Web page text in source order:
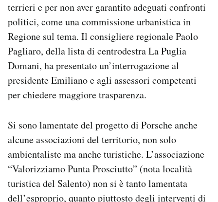
terrieri e per non aver garantito adeguati confronti
politici, come una commissione urbanistica in
Regione sul tema. Il consigliere regionale Paolo
Pagliaro, della lista di centrodestra La Puglia
Domani, ha presentato un’interrogazione al
presidente Emiliano e agli assessori competenti
per chiedere maggiore trasparenza.
Si sono lamentate del progetto di Porsche anche
alcune associazioni del territorio, non solo
ambientaliste ma anche turistiche. L’associazione
“Valorizziamo Punta Prosciutto” (nota località
turistica del Salento) non si è tanto lamentata
dell’esproprio, quanto piuttosto degli interventi di